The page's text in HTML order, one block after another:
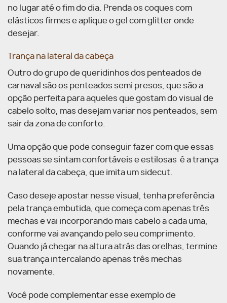
no lugar até o fim do dia. Prenda os coques com
elásticos firmes e aplique o gel com glitter onde
desejar.
Trança na lateral da cabeça
Outro do grupo de queridinhos dos penteados de
carnaval são os penteados semi presos, que são a
opção perfeita para aqueles que gostam do visual de
cabelo solto, mas desejam variar nos penteados, sem
sair da zona de conforto.
Uma opção que pode conseguir fazer com que essas
pessoas se sintam confortáveis e estilosas é a trança
na lateral da cabeça, que imita um sidecut.
Caso deseje apostar nesse visual, tenha preferência
pela trança embutida, que começa com apenas três
mechas e vai incorporando mais cabelo a cada uma,
conforme vai avançando pelo seu comprimento.
Quando já chegar na altura atrás das orelhas, termine
sua trança intercalando apenas três mechas
novamente.
Você pode complementar esse exemplo de